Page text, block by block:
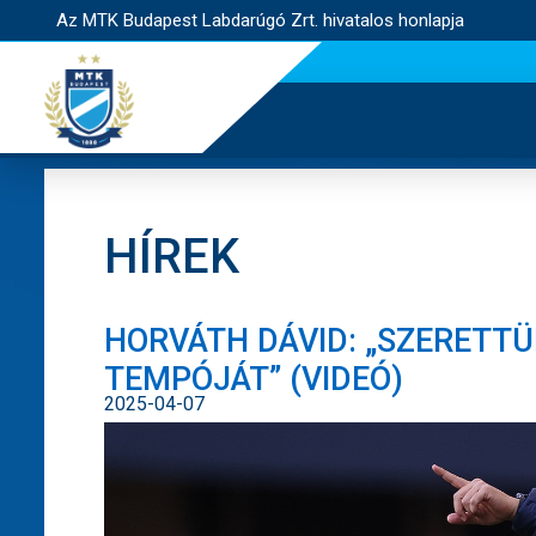
Az MTK Budapest Labdarúgó Zrt. hivatalos honlapja
HÍREK
HORVÁTH DÁVID:
TEMPÓJÁT” (VIDEÓ)
2025-04-07